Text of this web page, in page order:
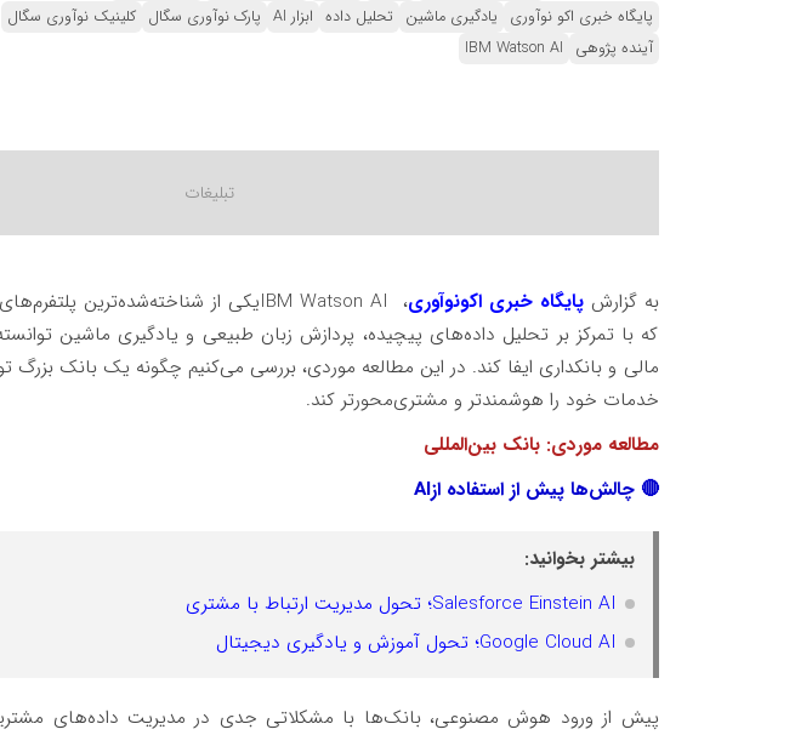
پایگاه خبری اکو نوآوری یادگیری ماشین تحلیل داده ابزار AI پارک نوآوری سگال کلینیک نوآوری سگال
آینده پژوهی IBM Watson AI
به گزارشپایگاه خبری اکونوآوری، IBM Watson AIیکی از شناخته‌شده‌ترین
که با تمرکز بر تحلیل داده‌های پیچیده، پردازش زبان طبیعی و یادگیری ماشین
مالی و بانکداری ایفا کند. در این مطالعه موردی، بررسی می‌کنیم چگونه یک بانک بزرگ
خدمات خود را هوشمندتر و مشتری‌محورتر کند.
مطالعه موردی: بانک بین‌المللی
🔴 چالش‌ها پیش از استفاده ازAI
بیشتر بخوانید:
Salesforce Einstein AI؛ تحول مدیریت ارتباط با مشتری
Google Cloud AI؛ تحول آموزش و یادگیری دیجیتال
پیش از ورود هوش مصنوعی، بانک‌ها با مشکلاتی جدی در مدیریت داده‌های